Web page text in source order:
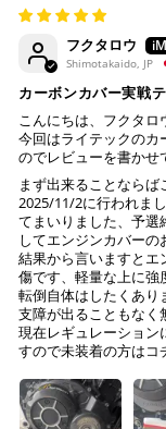
キャッシュレ
上記キャッシ
い方法をご
が完了します
※ ご利用には
必要です。
コンビニ決済
フクタロウ
Shimotakaido, JP
カーボンカバー実戦
こんにちは、フクタロ
今回はライテックのカ
のでレビューを書かせ
まず出来ることならば
2025/11/2に行われま
てまいりました、予選
してエンジンカバーの
結果から言いますとエ
傷です、軽量な上に強
転倒自体はしたくあり
支障が出ることもなく
現在レギュレーション
すので未装着の方はコ